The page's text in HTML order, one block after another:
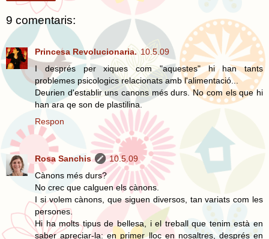
9 comentaris:
Princesa Revolucionaria. 10.5.09
I després per xiques com "aquestes" hi han tants
problemes psicologics relacionats amb l'alimentació...
Deurien d'establir uns canons més durs. No com els que hi
han ara qe son de plastilina.
Respon
Rosa Sanchis
10.5.09
Cànons més durs?
No crec que calguen els cànons.
I si volem cànons, que siguen diversos, tan variats com les
persones.
Hi ha molts tipus de bellesa, i el treball que tenim està en
saber apreciar-la: en primer lloc en nosaltres, després en